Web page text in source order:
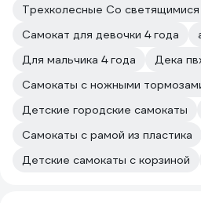
Трехколесные Со светящимися
Самокат для девочки 4 года
Для мальчика 4 года
Дека
Самокаты с ножными
Детские городские самокаты
Самокаты с рамой из пластика
Детские самокаты с корзиной